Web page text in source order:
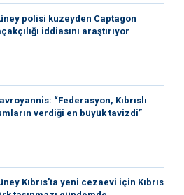
polisi kuzeyden Captagon
iddiasını araştırıyor
“Federasyon, Kıbrıslı
verdiği en büyük tavizdi”
Kıbrıs’ta yeni cezaevi için Kıbrıs